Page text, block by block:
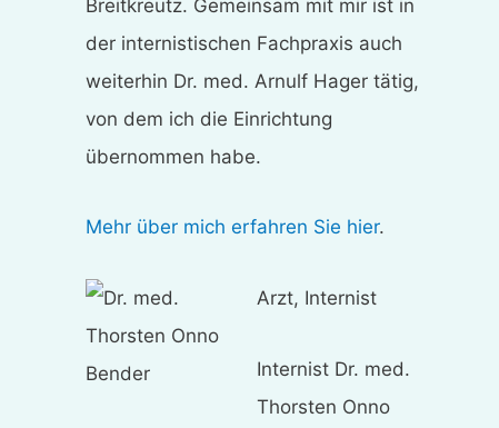
Breitkreutz. Gemeinsam mit mir ist in
der internistischen Fachpraxis auch
weiterhin Dr. med. Arnulf Hager tätig,
von dem ich die Einrichtung
übernommen habe.
Mehr über mich erfahren Sie hier.
Arzt, Internist
Internist Dr. med.
Thorsten Onno